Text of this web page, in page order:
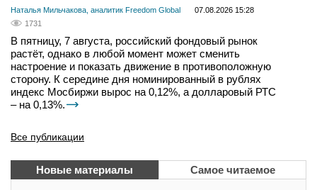
Наталья Мильчакова, аналитик Freedom Global
07.08.2026 15:28
1731
В пятницу, 7 августа, российский фондовый рынок
растёт, однако в любой момент может сменить
настроение и показать движение в противоположную
сторону. К середине дня номинированный в рублях
индекс Мосбиржи вырос на 0,12%, а долларовый РТС
– на 0,13%.
Все публикации
Новые материалы Самое читаемое